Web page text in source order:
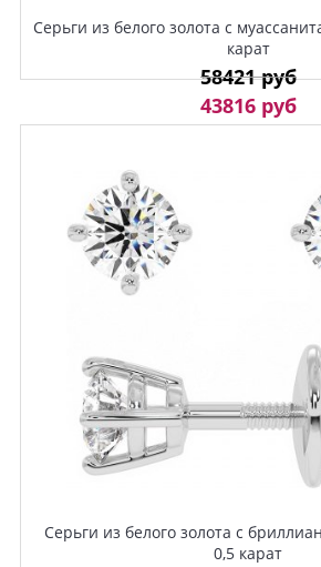
Серьги из белого золота с
карат
58421 руб
43816 руб
Серьги из белого золота с
0,5 карат